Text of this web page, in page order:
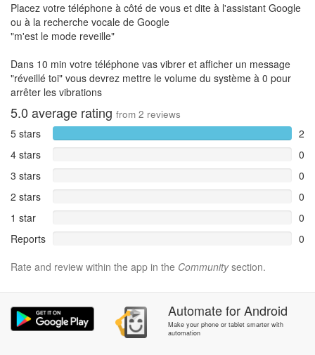
Placez votre téléphone à côté de vous et dite à l'assistant Google
ou à la recherche vocale de Google
"m'est le mode reveille"
Dans 10 min votre téléphone vas vibrer et afficher un message
"réveillé toi" vous devrez mettre le volume du système à 0 pour
arrêter les vibrations
5.0 average rating from 2 reviews
5 stars
2
4 stars
0
3 stars
0
2 stars
0
1 star
0
Reports
0
Rate and review within the app in the Communitysection.
AutomateforAndroid
Make your phone or tablet smarter with
automation